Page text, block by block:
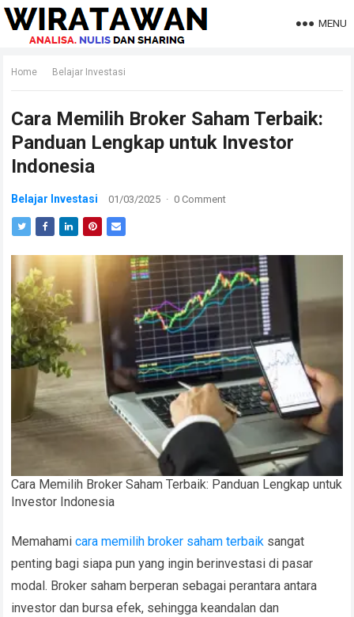
MENU
Home Belajar Investasi
Cara Memilih Broker Saham Terbaik:
Panduan Lengkap untuk Investor
Indonesia
Belajar Investasi 01/03/2025 · 0 Comment
Cara Memilih Broker Saham Terbaik: Panduan Lengkap untuk
Investor Indonesia
Memahamicara memilih broker saham terbaik sangat
penting bagi siapa pun yang ingin berinvestasi di pasar
modal. Broker saham berperan sebagai perantara antara
investor dan bursa efek, sehingga keandalan dan